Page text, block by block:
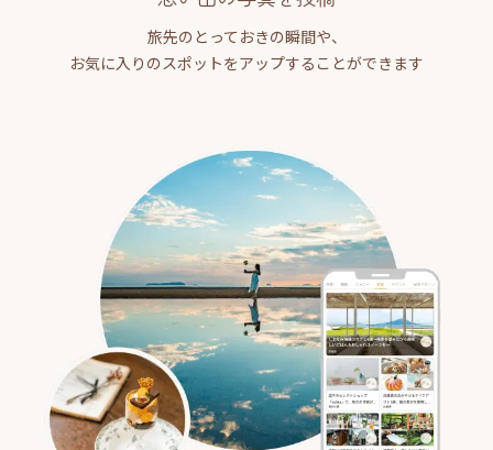
旅先のとっておきの瞬間や、
お気に入りのスポットをアップすることができます